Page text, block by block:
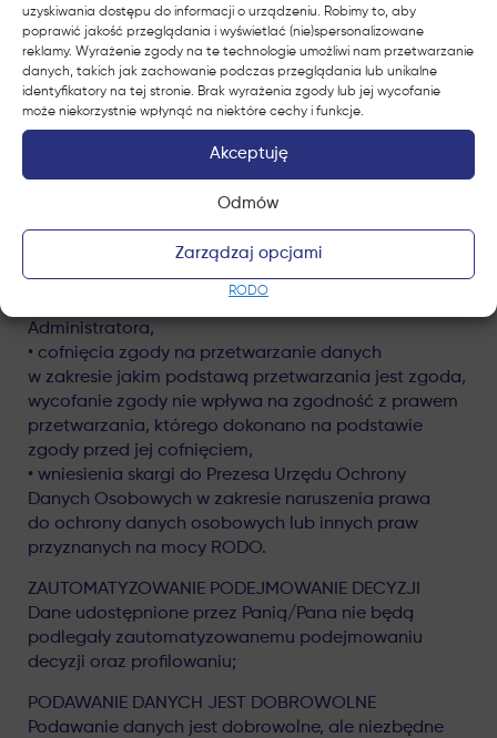
uzyskiwania dostępu do informacji o urządzeniu. Robimy to, aby
poprawić jakość przeglądania i wyświetlać (nie)spersonalizowane
reklamy. Wyrażenie zgody na te technologie umożliwi nam przetwarzanie
danych, takich jak zachowanie podczas przeglądania lub unikalne
identyfikatory na tej stronie. Brak wyrażenia zgody lub jej wycofanie
może niekorzystnie wpłynąć na niektóre cechy i funkcje.
Akceptuję
Odmów
Zarządzaj opcjami
RODO
i nazwisko, numer telefonu, adres e-mail, adres, dane
dedykowane do procesu/usługi/projektu/zgłoszenia;
UPRAWNIENIA ZWIĄZANE Z PRZETWARZANIEM
DANYCH OSOBOWYCH
Zgodnie z ogólnym rozporządzeniem o ochronie
danych osobowych osobom, których dane dotyczą,
przysługują następujące prawa:
• dostępu do swoich danych oraz prawo ich zmiany,
usunięcia, ograniczenia przetwarzania,
• wniesienia sprzeciwu wobec przetwarzania
w zakresie, w jakim przetwarzanie następuje
Administratora,
• cofnięcia zgody na przetwarzanie danych
w zakresie jakim podstawą przetwarzania jest zgoda,
wycofanie zgody nie wpływa na zgodność z prawem
przetwarzania, którego dokonano na podstawie
zgody przed jej cofnięciem,
• wniesienia skargi do Prezesa Urzędu Ochrony
Danych Osobowych w zakresie naruszenia prawa
do ochrony danych osobowych lub innych praw
przyznanych na mocy RODO.
ZAUTOMATYZOWANIE PODEJMOWANIE DECYZJI
Dane udostępnione przez Panią/Pana nie będą
podlegały zautomatyzowanemu podejmowaniu
decyzji oraz profilowaniu;
PODAWANIE DANYCH JEST DOBROWOLNE
Podawanie danych jest dobrowolne, ale niezbędne